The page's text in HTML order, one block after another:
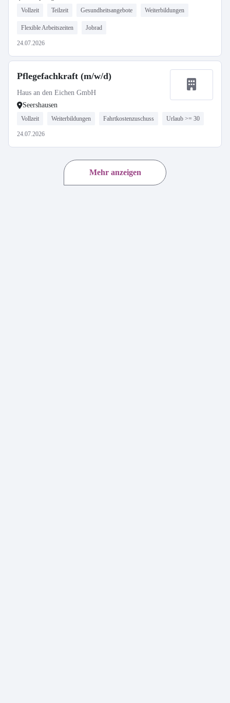
Vollzeit Teilzeit Gesundheitsangebote Weiterbildungen
Flexible Arbeitszeiten Jobrad
24.07.2026
Pflegefachkraft (m/w/d)
Haus an den Eichen GmbH
Seershausen
Vollzeit Weiterbildungen Fahrtkostenzuschuss Urlaub >= 30
24.07.2026
Mehr anzeigen